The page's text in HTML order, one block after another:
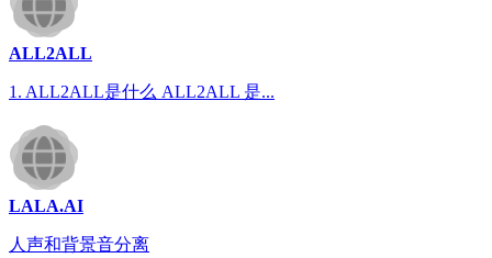
ALL2ALL
1. ALL2ALL是什么 ALL2ALL 是...
LALA.AI
人声和背景音分离